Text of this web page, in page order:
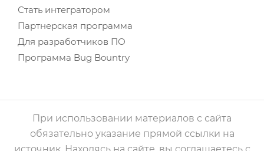
Стать интегратором
Партнерская программа
Для разработчиков ПО
Программа Bug Bountry
При использовании материалов с сайта
обязательно указание прямой ссылки на